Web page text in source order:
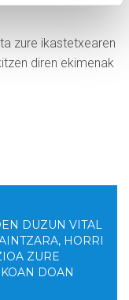
zure ikastetxearen
diren ekimenak
DUZUN VITAL
HORRI
ZURE
DOAN